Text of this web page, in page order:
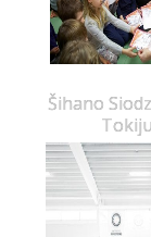
Šihano